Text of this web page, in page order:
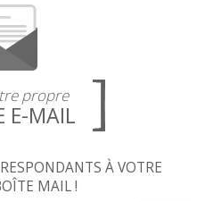
propre
E-MAIL
À VOTRE
MAIL !